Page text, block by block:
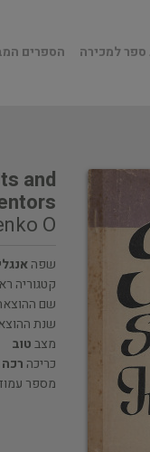
למכירה הספרים
and
O.
שפה
קטגוריה
שם
שנת
מצבטוב
כריכה רכה
מספר